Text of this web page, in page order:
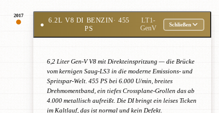
2017
●
6.2L V8 DI BENZIN· 455
PS
LT1-
GenV
Schließen
6,2 Liter Gen-V V8 mit Direkteinspritzung — die Brücke
vom kernigen Saug-LS3 in die moderne Emissions- und
Spritspar-Welt. 455 PS bei 6.000 U/min, breites
Drehmomentband, ein tiefes Crossplane-Grollen das ab
4.000 metallisch aufreißt. Die DI bringt ein leises Ticken
im Kaltlauf, das ist normal und kein Defekt.